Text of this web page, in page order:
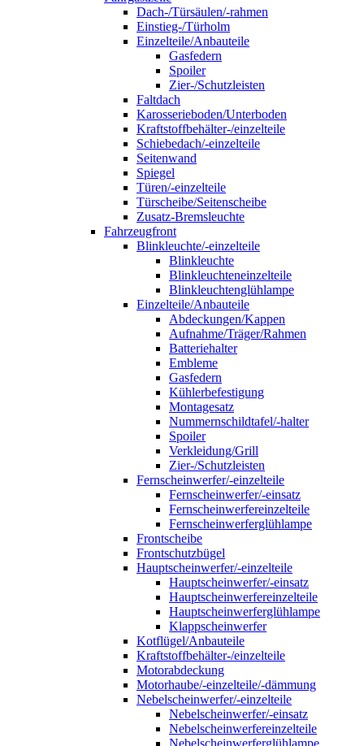
Dach-/Türsäulen/-rahmen
Einstieg-/Türholm
Einzelteile/Anbauteile
Gasfedern
Spoiler
Zier-/Schutzleisten
Faltdach
Karosserieboden/Unterboden
Kraftstoffbehälter-/einzelteile
Schiebedach/-einzelteile
Seitenwand
Spiegel
Türen/-einzelteile
Türscheibe/Seitenscheibe
Zusatz-Bremsleuchte
Fahrzeugfront
Blinkleuchte/-einzelteile
Blinkleuchte
Blinkleuchteneinzelteile
Blinkleuchtenglühlampe
Einzelteile/Anbauteile
Abdeckungen/Kappen
Aufnahme/Träger/Rahmen
Batteriehalter
Embleme
Gasfedern
Kühlerbefestigung
Montagesatz
Nummernschildtafel/-halter
Spoiler
Verkleidung/Grill
Zier-/Schutzleisten
Fernscheinwerfer/-einzelteile
Fernscheinwerfer/-einsatz
Fernscheinwerfereinzelteile
Fernscheinwerferglühlampe
Frontscheibe
Frontschutzbügel
Hauptscheinwerfer/-einzelteile
Hauptscheinwerfer/-einsatz
Hauptscheinwerfereinzelteile
Hauptscheinwerferglühlampe
Klappscheinwerfer
Kotflügel/Anbauteile
Kraftstoffbehälter-/einzelteile
Motorabdeckung
Motorhaube/-einzelteile/-dämmung
Nebelscheinwerfer/-einzelteile
Nebelscheinwerfer/-einsatz
Nebelscheinwerfereinzelteile
Nebelscheinwerferglühlampe